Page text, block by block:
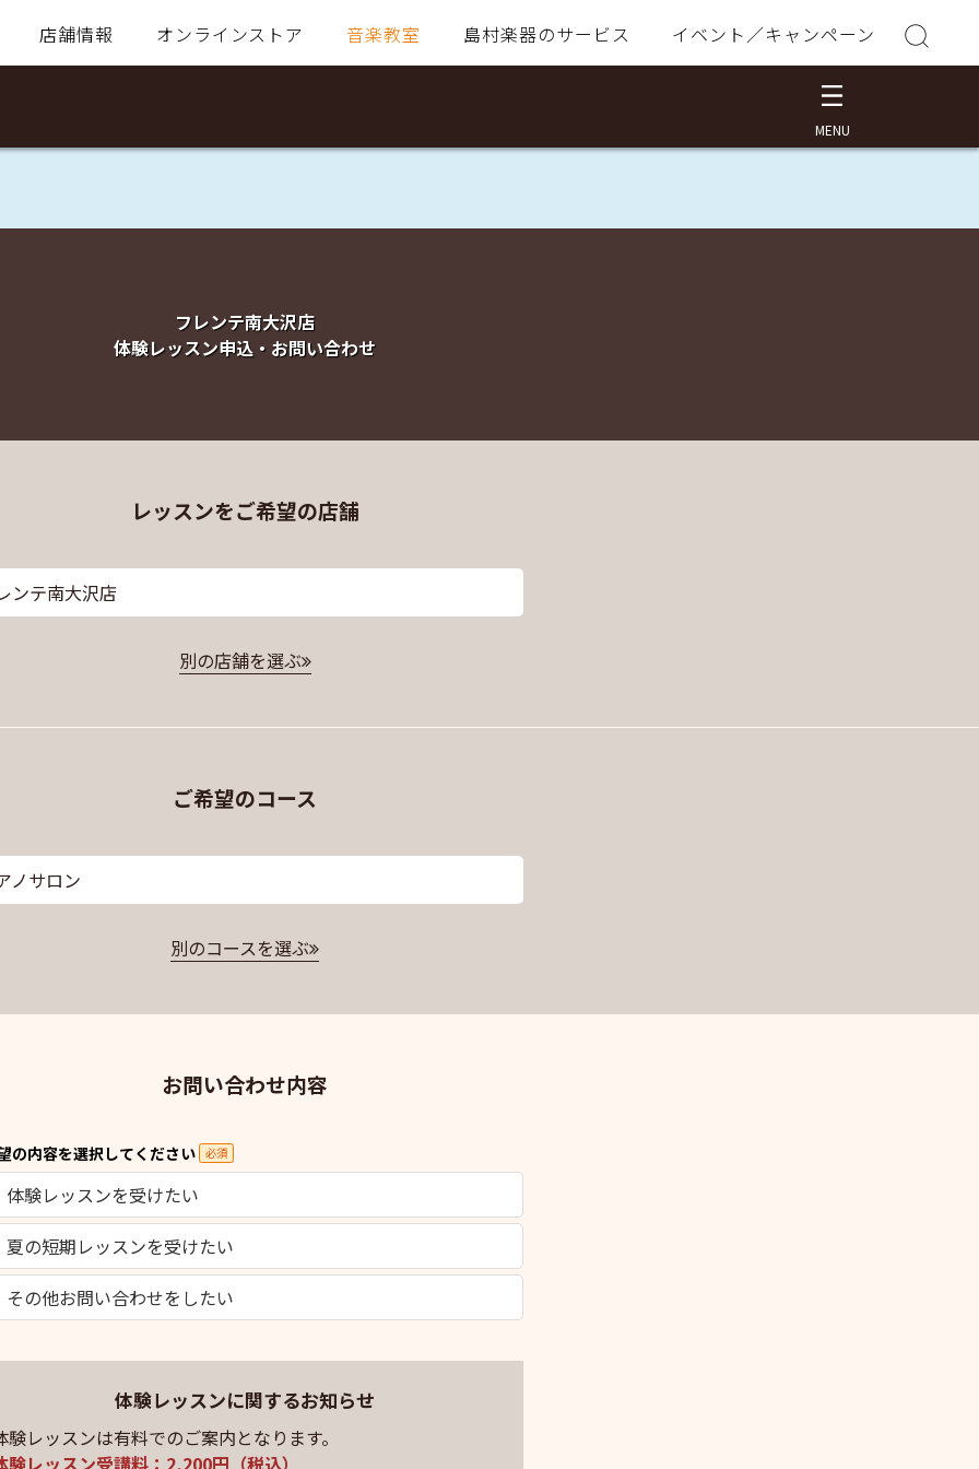
店舗情報 オンラインストア 音楽教室 島村楽器のサービス イベント／キャンペーン
フレンテ南大沢店
体験レッスン申込・お問い合わせ
レッスンをご希望の店舗
ンテ南大沢店
別の店舗を選ぶ
ご希望のコース
ノサロン
別のコースを選ぶ
お問い合わせ内容
の内容を選択してください 必須
体験レッスンを受けたい
夏の短期レッスンを受けたい
その他お問い合わせをしたい
体験レッスンに関するお知らせ
験レッスンは有料でのご案内となります。
験レッスン受講料：2,200円（税込）